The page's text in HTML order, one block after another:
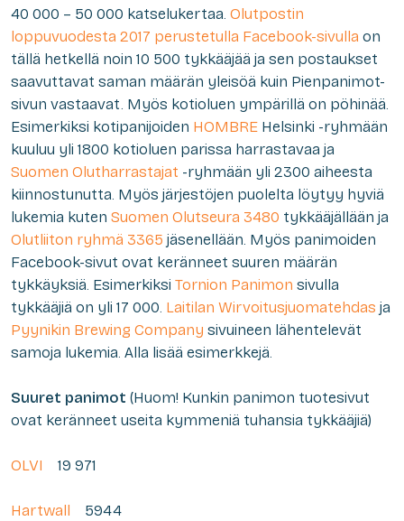
40 000 – 50 000 katselukertaa. Olutpostin
loppuvuodesta 2017 perustetulla Facebook-sivulla on
tällä hetkellä noin 10 500 tykkääjää ja sen postaukset
saavuttavat saman määrän yleisöä kuin Pienpanimot-
sivun vastaavat. Myös kotioluen ympärillä on pöhinää.
Esimerkiksi kotipanijoiden HOMBRE Helsinki -ryhmään
kuuluu yli 1800 kotioluen parissa harrastavaa ja
Suomen Olutharrastajat -ryhmään yli 2300 aiheesta
kiinnostunutta. Myös järjestöjen puolelta löytyy hyviä
lukemia kuten Suomen Olutseura 3480 tykkääjällään ja
Olutliiton ryhmä 3365 jäsenellään. Myös panimoiden
Facebook-sivut ovat keränneet suuren määrän
tykkäyksiä. Esimerkiksi Tornion Panimon sivulla
tykkääjiä on yli 17 000. Laitilan Wirvoitusjuomatehdas ja
Pyynikin Brewing Company sivuineen lähentelevät
samoja lukemia. Alla lisää esimerkkejä.
Suuret panimot (Huom! Kunkin panimon tuotesivut
ovat keränneet useita kymmeniä tuhansia tykkääjiä)
OLVI 19 971
Hartwall 5944